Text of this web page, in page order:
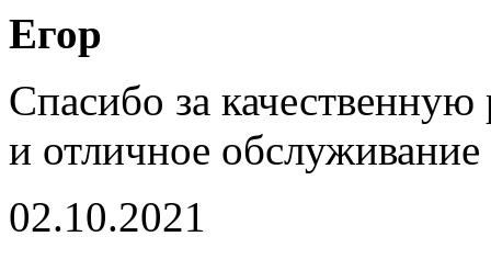
Егор
Спасибо за
и отличное обслуживание
02.10.2021